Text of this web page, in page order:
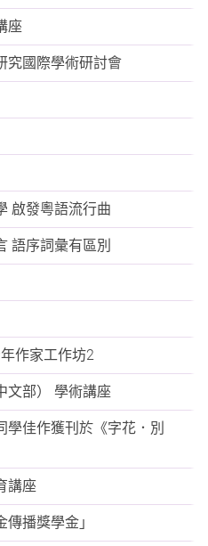
座
究國際學術研討會
啟發粵語流行曲
語序詞彙有區別
作家工作坊2
文部） 學術講座
佳作獲刊於《字花．別
講座
傳播獎學金」